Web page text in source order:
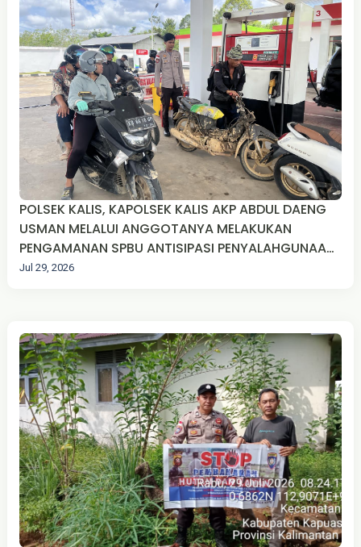
POLSEK KALIS, KAPOLSEK KALIS AKP ABDUL DAENG
USMAN MELALUI ANGGOTANYA MELAKUKAN
PENGAMANAN SPBU ANTISIPASI PENYALAHGUNAAN
BBM DI DESA TEKUDAK KEC. KALIS KAB. KAPUAS
Jul 29, 2026